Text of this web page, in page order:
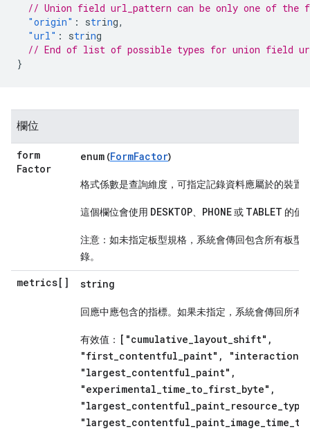
// Union field url_pattern can be only one of the
"origin" : string,
"url" : string
// End of list of possible types for union field
}
欄位
form
Factor
enum (FormFactor)
格式係數是查詢維度，可指定記錄資料應屬於的裝置
這個欄位會使用 DESKTOP、 PHONE或 TABLET 的值
注意：如未指定板型規格，系統會傳回包含所有板型
錄。
metrics[] string
回應中應包含的指標。如果未指定，系統會傳回所有
有效值： ["cumulative_layout_shift",
"first_contentful_paint",
"largest_contentful_paint",
"experimental_time_to_first_byte",